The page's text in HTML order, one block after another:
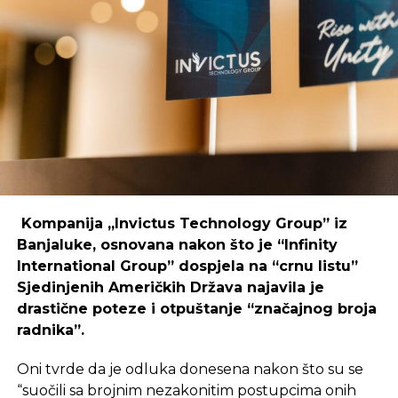
Primjer mostarskog CodeHuba pokazuje da
coworking prostori mogu uspješno djelovati i u
regijama koje nisu urbani centri, ali zahtijeva
podršku i ulaganja koja će omogućiti dugoročnu
održivost ovakvih inicijativa.
Ulaganje u coworking prostor u Čapljini moglo bi
postati ključan korak prema stvaranju napredne
poslovne klime, privlačenju novih profesionalaca te
nove projekte i lokalnu ekonomiju.
Kompanija „Invictus Technology Group” iz
Banjaluke, osnovana nakon što je “Infinity
International Group” dospjela na “crnu listu”
Sjedinjenih Američkih Država najavila je
drastične poteze i otpuštanje “značajnog broja
radnika”.
Oni tvrde da je odluka donesena nakon što su se
“suočili sa brojnim nezakonitim postupcima onih